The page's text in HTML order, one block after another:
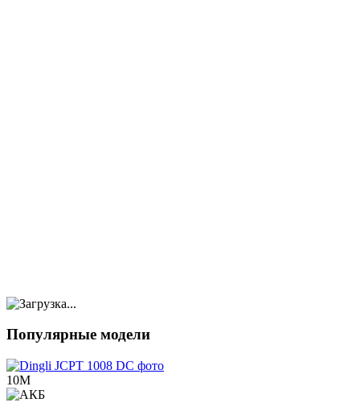
Популярные модели
10М